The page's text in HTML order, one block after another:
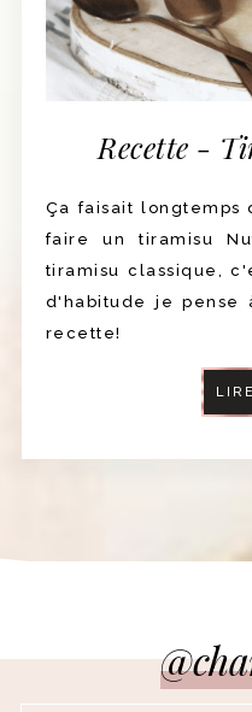
Recette -
Ça faisait longtemps
faire un tiramisu
tiramisu classique,
d'habitude je pense
recette!